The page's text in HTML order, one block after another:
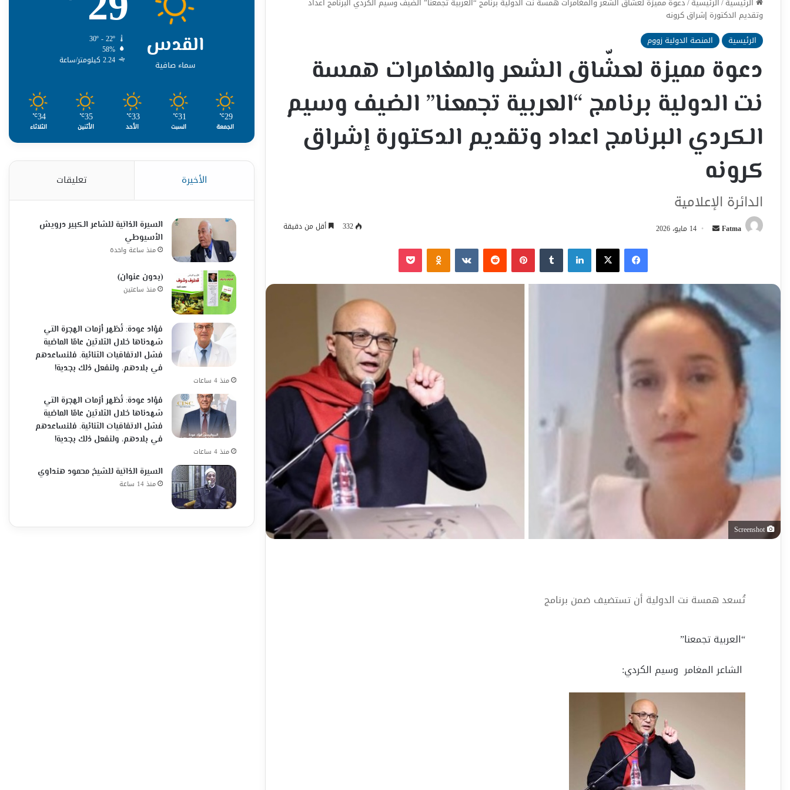
وتقديم الدكتورة إشراق كرونه
الرئيسية
المنصة الدولية زووم
دعوة مميزة لعشّاق الشعر والمغامرات همسة
نت الدولية برنامج “العربية تجمعنا” الضيف وسيم
الكردي البرنامج اعداد وتقديم الدكتورة إشراق
كرونه
الدائرة الإعلامية
Fatma
أرسل 14 مايو، 2026 332 أقل من دقيقة
فيسبوك‫X لينكدإن بينتيريست Odnoklassniki
‫Pocket
تُسعد همسة نت الدولية أن تستضيف ضمن برنامج
“العربية تجمعنا”
الشاعر المغامر وسيم الكردي:
القدس
سماء صافية
30º - 22º
58%
2.24 كيلومتر/ساعة
29
℃
الجمعة
31
℃
السبت
33
℃
الأحد
35
℃
الأثنين
34
℃
الثلاثاء
الأخيرة تعليقات
السيرة الذاتية للشاعر الكبير درويش
الأسيوطي
منذ ساعة واحدة
(بدون عنوان)
منذ ساعتين
فؤاد عودة: تُظهر أزمات الهجرة التي
شهدناها خلال الثلاثين عامًا الماضية
فشل الاتفاقيات الثنائية. فلنساعدهم
في بلادهم، ولنفعل ذلك بجدية!
منذ 4 ساعات
فؤاد عودة: تُظهر أزمات الهجرة التي
شهدناها خلال الثلاثين عامًا الماضية
فشل الاتفاقيات الثنائية. فلنساعدهم
في بلادهم، ولنفعل ذلك بجدية!
منذ 4 ساعات
السيرة الذاتية للشيخ محمود هنداوي
منذ 14 ساعة